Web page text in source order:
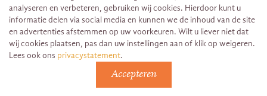
bestelling
© 2026 Uitgeverij Juwelenschip. Duurzaam ontwikkeld door
Go2People
analyseren en verbeteren, gebruiken wij cookies. Hierdoor kunt u
informatie delen via social media en kunnen we de inhoud van de site
en advertenties afstemmen op uw voorkeuren. Wilt u liever niet dat
wij cookies plaatsen, pas dan uw instellingen aan of klik op weigeren.
Lees ook ons privacystatement.
Accepteren